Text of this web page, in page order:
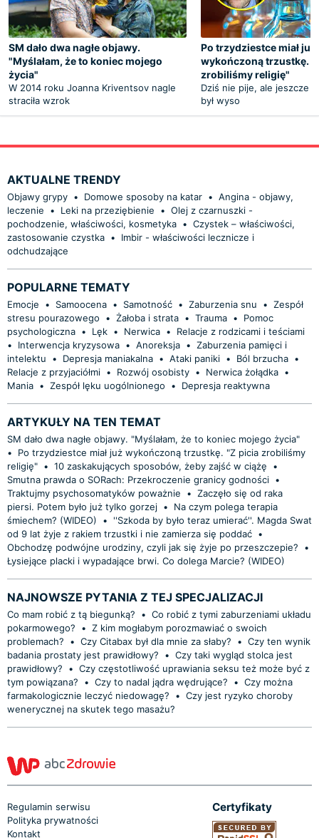
SM dało dwa nagłe objawy.
"Myślałam, że to koniec mojego
życia"
W 2014 roku Joanna Kriventsov nagle
straciła wzrok
Po trzydziestce miał już
wykończoną trzustkę.
zrobiliśmy religię"
Dziś nie pije, ale jeszcze
był wyso
AKTUALNE TRENDY
Objawy grypy • Domowe sposoby na katar • Angina - objawy,
leczenie
• Leki na przeziębienie • Olej z czarnuszki -
pochodzenie, właściwości, kosmetyka • Czystek – właściwości,
zastosowanie czystka •
Imbir - właściwości lecznicze i
odchudzające
POPULARNE TEMATY
Emocje • Samoocena • Samotność • Zaburzenia snu • Zespół
stresu pourazowego
• Żałoba i strata • Trauma •
Pomoc
psychologiczna • Lęk • Nerwica •
Relacje z rodzicami i teściami
•
Interwencja kryzysowa • Anoreksja • Zaburzenia pamięci i
intelektu
• Depresja maniakalna • Ataki paniki • Ból brzucha •
Relacje z przyjaciółmi • Rozwój osobisty • Nerwica żołądka •
Mania • Zespół lęku uogólnionego • Depresja reaktywna
ARTYKUŁY NA TEN TEMAT
SM dało dwa nagłe objawy. "Myślałam, że to koniec mojego życia"
•
Po trzydziestce miał już wykończoną trzustkę. "Z picia zrobiliśmy
religię" • 10 zaskakujących sposobów, żeby zajść w ciążę
•
Smutna prawda o SORach: Przekroczenie granicy godności •
Traktujmy psychosomatyków poważnie
• Zaczęło się od raka
piersi. Potem było już tylko gorzej •
Na czym polega terapia
śmiechem? (WIDEO)
•
''Szkoda by było teraz umierać''. Magda Swat
od 9 lat żyje z rakiem trzustki i nie zamierza się poddać •
Obchodzę podwójne urodziny, czyli jak się żyje po przeszczepie?
•
Łysiejące placki i wypadające brwi. Co dolega Marcie? (WIDEO)
NAJNOWSZE PYTANIA Z TEJ SPECJALIZACJI
Co mam robić z tą biegunką? • Co robić z tymi zaburzeniami układu
pokarmowego?
• Z kim mogłabym porozmawiać o swoich
problemach?
• Czy Citabax był dla mnie za słaby? • Czy ten wynik
badania prostaty jest prawidłowy?
• Czy taki wygląd stolca jest
prawidłowy?
• Czy częstotliwość uprawiania seksu też może być z
tym powiązana?
• Czy to nadal jądra wędrujące? • Czy można
farmakologicznie leczyć niedowagę?
• Czy jest ryzyko choroby
wenerycznej na skutek tego masażu?
Regulamin serwisu
Polityka prywatności
Kontakt
Certyfikaty